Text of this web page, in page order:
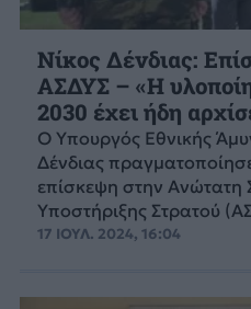
Νίκος Δένδιας:
ΑΣΔΥΣ – «Η
2030 έχει ήδη
Ο Υπουργός Εθνικής
Δένδιας
επίσκεψη στην Ανώτατη
Υποστήριξης Στρατού
17 ΙΟΥΛ. 2024, 16:04